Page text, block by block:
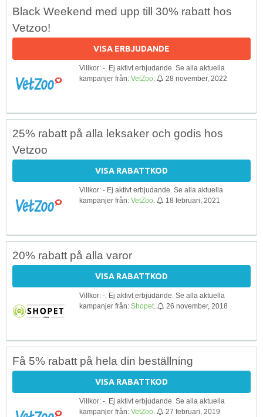
Black Weekend med upp till 30% rabatt hos
Vetzoo!
VISA ERBJUDANDE
Villkor: -. Ej aktivt erbjudande. Se alla aktuella
kampanjer från: VetZoo 28 november, 2022
25% rabatt på alla leksaker och godis hos
Vetzoo
VISA RABATTKOD
Villkor: - Ej aktivt erbjudande. Se alla aktuella
kampanjer från: VetZoo 18 februari, 2021
20% rabatt på alla varor
VISA RABATTKOD
Villkor: -. Ej aktivt erbjudande. Se alla aktuella
kampanjer från: Shopet 26 november, 2018
Få 5% rabatt på hela din beställning
VISA RABATTKOD
Villkor: -. Ej aktivt erbjudande. Se alla aktuella
kampanjer från: VetZoo 27 februari, 2019